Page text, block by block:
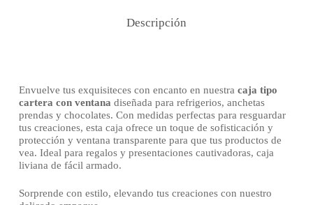
Descripción
Envuelve tus exquisiteces con encanto en nuestra caja tipo
cartera con ventana diseñada para refrigerios, anchetas
prendas y chocolates. Con medidas perfectas para resguardar
tus creaciones, esta caja ofrece un toque de sofisticación y
protección y ventana transparente para que tus productos de
vea. Ideal para regalos y presentaciones cautivadoras, caja
liviana de fácil armado.
Sorprende con estilo, elevando tus creaciones con nuestro